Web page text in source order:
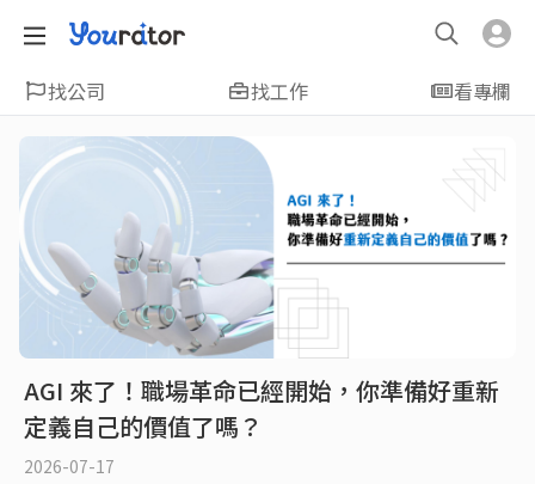
找公司 找工作 看專欄
AGI 來了！職場革命已經開始，你準備好重新
定義自己的價值了嗎？
2026-07-17